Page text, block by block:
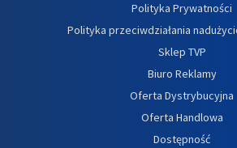
Polityka Prywatności
Polityka przeciwdziałania
Sklep TVP
Biuro Reklamy
Oferta Dystrybucyjna
Oferta Handlowa
Dostępność